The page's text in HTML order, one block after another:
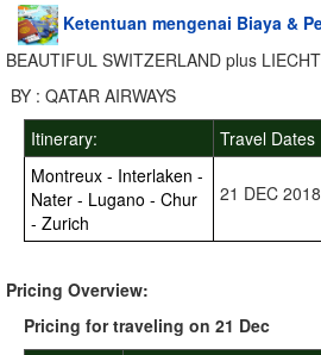
Ketentuan mengenai Biaya &
BEAUTIFUL SWITZERLAND plus
BY : QATAR AIRWAYS
Itinerary:
Travel Dates
Montreux - Interlaken -
Nater - Lugano - Chur
- Zurich
21 DEC 2018
Pricing Overview:
Pricing for traveling on 21 Dec